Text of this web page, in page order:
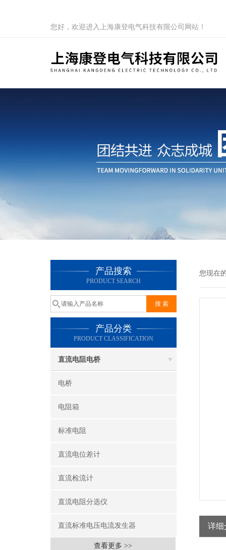
您好，欢迎进入上海康登电气科技有限公司网站！
产品搜索
PRODUCT SEARCH
产品分类
PRODUCT CLASSIFICATION
直流电阻电桥
电桥
电阻箱
标准电阻
直流电位差计
直流检流计
直流电阻分选仪
直流标准电压电流发生器
查看更多 >>
您现在
详细